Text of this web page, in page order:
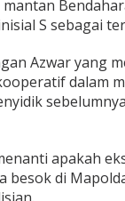
S sebagai
Azwar yang
dalam
apakah
besok di